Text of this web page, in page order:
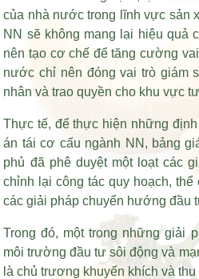
của nhà nước trong lĩnh vực sản
NN sẽ không mang lại hiệu quả
nên tạo cơ chế để tăng cường
nước chỉ nên đóng vai trò giám
nhân và trao quyền cho khu vực
Thực tế, để thực hiện những
án tái cơ cấu ngành NN, bảng
phủ đã phê duyệt một loạt các
chỉnh lại công tác quy hoạch,
các giải pháp chuyển hướng đầu
Trong đó, một trong những giải
môi trường đầu tư sôi động và
là chủ trương khuyến khích và